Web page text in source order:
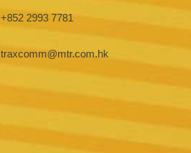
+852 2993 7781
traxcomm@mtr.com.hk